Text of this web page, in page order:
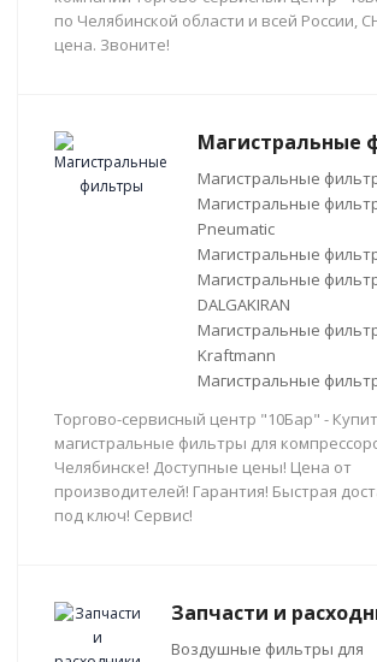
по Челябинской области и всей России,
цена. Звоните!
Магистральные
Магистральные
Магистральные
Pneumatic
Магистральные
Магистральные
DALGAKIRAN
Магистральные
Kraftmann
Магистральные
Торгово-сервисный центр "10Бар" -
магистральные фильтры для
Челябинске! Доступные цены! Цена от
производителей! Гарантия! Быстрая
под ключ! Сервис!
Запчасти и
Воздушные фильтры для